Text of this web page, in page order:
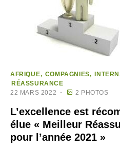
AFRIQUE COMPAGNIES
RÉASSURANCE
22 MARS 2022
2 PHOTOS
L’excellence est
élue « Meilleur
pour l’année 2021 »